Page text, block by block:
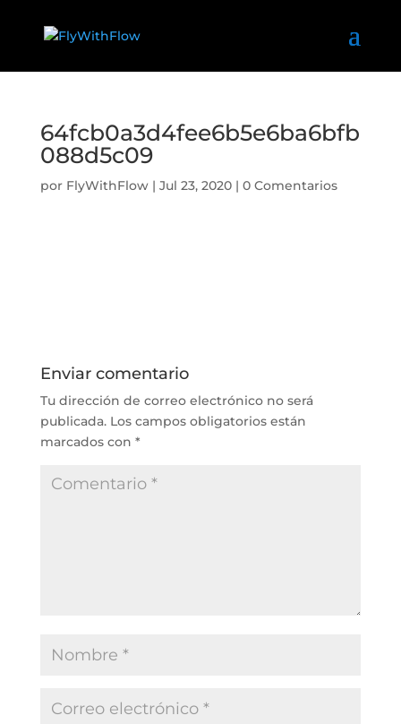
64fcb0a3d4fee6b5e6ba6bfb
088d5c09
por FlyWithFlow| Jul 23, 2020| 0 Comentarios
Enviar comentario
Tu dirección de correo electrónico no será
publicada. Los campos obligatorios están
marcados con *